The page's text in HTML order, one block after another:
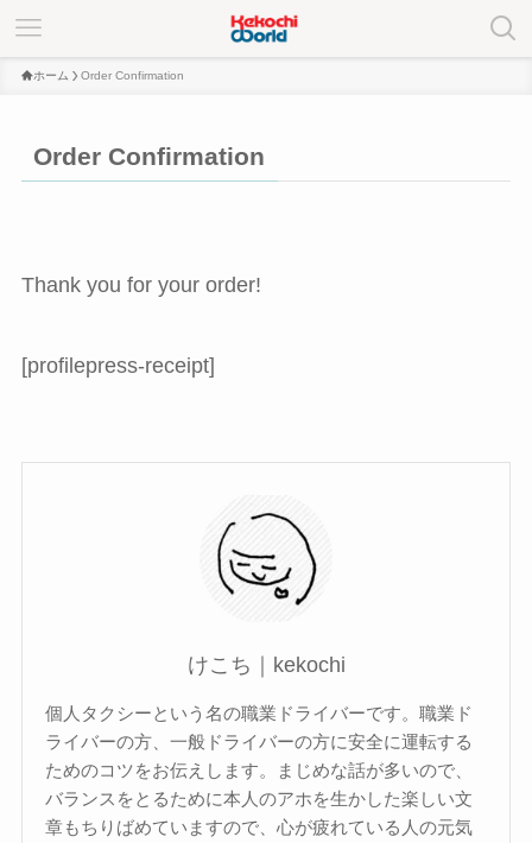
ホーム Order Confirmation
Order Confirmation
Thank you for your order!
[profilepress-receipt]
けこち｜kekochi
個人タクシーという名の職業ドライバーです。職業ド
ライバーの方、一般ドライバーの方に安全に運転する
ためのコツをお伝えします。まじめな話が多いので、
バランスをとるために本人のアホを生かした楽しい文
章もちりばめていますので、心が疲れている人の元気